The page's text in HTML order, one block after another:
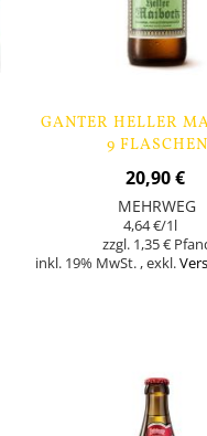
GANTER HELLER
9 FLASCHEN
20,90 €
MEHRWEG
4,64 €/1l
1,35 €
inkl. 19% MwSt. ,exkl.